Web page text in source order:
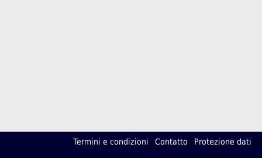
Termini e condizioni Contatto Protezione dati